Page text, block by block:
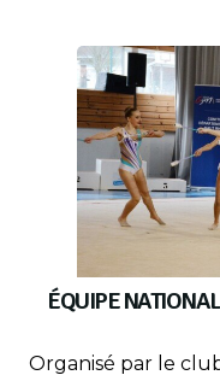
ÉQUIPE
Organisé par le